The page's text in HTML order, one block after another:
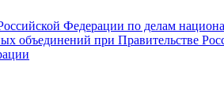
Федерации по делам
объединений при Правительстве